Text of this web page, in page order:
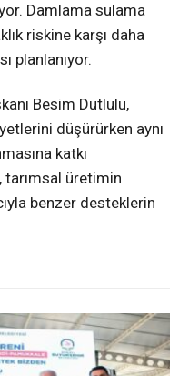
Damlama sulama
riskine karşı daha
planlanıyor.
Besim Dutlulu,
düşürürken aynı
katkı
tarımsal üretimin
benzer desteklerin